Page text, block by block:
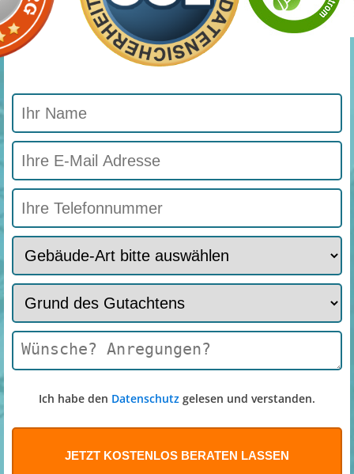
Ich habe den Datenschutz gelesen und verstanden.